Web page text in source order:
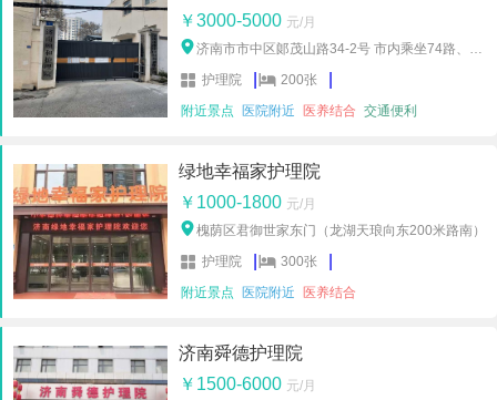
￥3000-5000 元/月
济南市市中区郞茂山路34-2号 市内乘坐74路、
院南院）站下车，往东走100米即到）
 护理院  200张
附近景点 医院附近 医养结合 交通便利
绿地幸福家护理院
￥1000-1800 元/月
槐荫区君御世家东门（龙湖天琅向东200米路南）
 护理院  300张
附近景点 医院附近 医养结合
济南舜德护理院
￥1500-6000 元/月